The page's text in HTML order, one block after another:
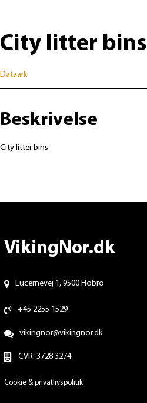
City litter bins
Dataark
Beskrivelse
City litter bins
VikingNor.dk
Lucernevej 1, 9500 Hobro
+45 2255 1529
vikingnor@vikingnor.dk
CVR: 3728 3274
Cookie & privatlivspolitik